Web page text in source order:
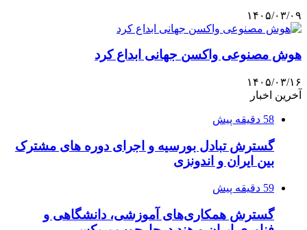
۱۴۰۵/۰۳/۰۹
هوش مصنوعی واکسن جهانی ابداع کرد
۱۴۰۵/۰۳/۱۶
آخرین اخبار
58 دقیقه پیش
گسترش تبادل بورسیه و اجرای دوره های مشترک
بین ایران و اندونزی
59 دقیقه پیش
گسترش همکاری‌های آموزشی، دانشگاهی و